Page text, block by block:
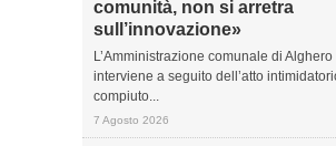
comunità, non si arretra
sull’innovazione»
L’Amministrazione comunale di Alghero
interviene a seguito dell’atto
compiuto...
7 Agosto 2026